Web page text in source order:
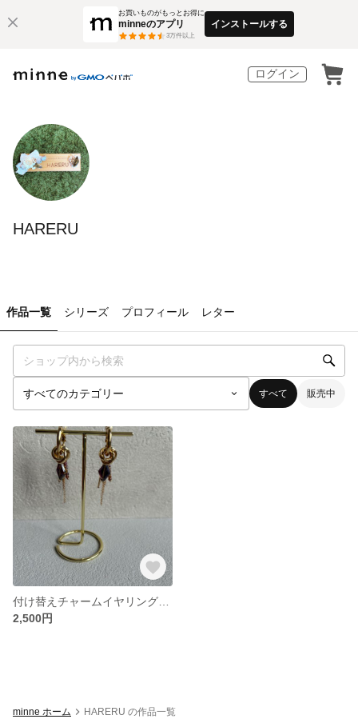
お買いものがもっとお得に
minneのアプリ
3万件以上
インストールする
ログイン
HARERU
作品一覧 シリーズ プロフィール レター
すべて 販売中
2,500円
minne ホーム HARERU の作品一覧